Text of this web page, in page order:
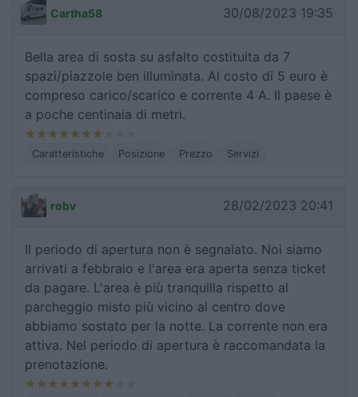
Cartha58 30/08/2023 19:35
Bella area di sosta su asfalto costituita da 7
spazi/piazzole ben illuminata. Al costo di 5 euro è
compreso carico/scarico e corrente 4 A. Il paese è
a poche centinaia di metri.
Caratteristiche Posizione Prezzo Servizi
robv 28/02/2023 20:41
Il periodo di apertura non è segnalato. Noi siamo
arrivati a febbraio e l'area era aperta senza ticket
da pagare. L'area è più tranquilla rispetto al
parcheggio misto più vicino al centro dove
abbiamo sostato per la notte. La corrente non era
attiva. Nel periodo di apertura è raccomandata la
prenotazione.